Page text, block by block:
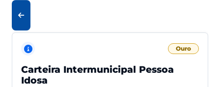
Ouro
Carteira Intermunicipal Pessoa
Idosa